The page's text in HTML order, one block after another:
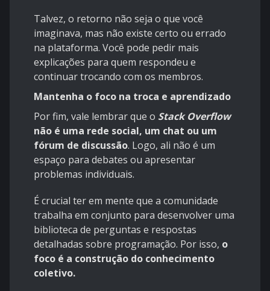
Talvez, o retorno não seja o que você
imaginava, mas não existe certo ou errado
na plataforma. Você pode pedir mais
explicações para quem respondeu e
continuar trocando com os membros.
Mantenha o foco na troca e aprendizado
Por fim, vale lembrar que o Stack Overflow
não é uma rede social, um chat ou um
fórum de discussão. Logo, ali não é um
espaço para debates ou apresentar
problemas individuais.
É crucial ter em mente que a comunidade
trabalha em conjunto para desenvolver uma
biblioteca de perguntas e respostas
detalhadas sobre programação. Por isso, o
foco é a construção do conhecimento
coletivo.